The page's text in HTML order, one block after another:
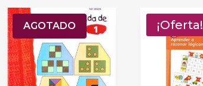
¡Oferta!
AGOTADO ¡Oferta!